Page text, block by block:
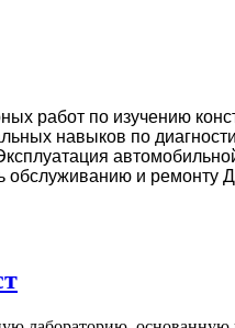
работ по изучению
навыков по
обслуживанию и ремонту